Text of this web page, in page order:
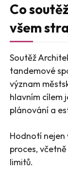
Co
všem
Soutěž
tandemové
význam
hlavním cílem
plánování a
Hodnotí nejen
proces,
limitů.